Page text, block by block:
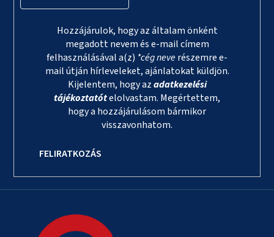
Hozzájárulok, hogy az általam önként
megadott nevem és e-mail címem
felhasználásával a(z) *cég neverészemre e-
mail útján hírleveleket, ajánlatokat küldjön.
Kijelentem, hogy azadatkezelési
tájékoztatótelolvastam. Megértettem,
hogy a hozzájárulásom bármikor
visszavonhatom.
FELIRATKOZÁS